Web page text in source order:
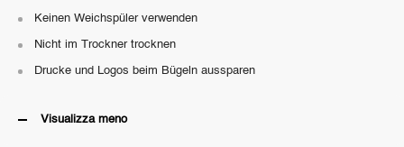
Keinen Weichspüler verwenden
Nicht im Trockner trocknen
Drucke und Logos beim Bügeln aussparen
Visualizza meno